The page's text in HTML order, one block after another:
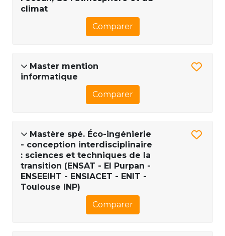
climat
Comparer
Master mention
informatique
Comparer
Mastère spé. Éco-ingénierie
- conception interdisciplinaire
: sciences et techniques de la
transition (ENSAT - EI Purpan -
ENSEEIHT - ENSIACET - ENIT -
Toulouse INP)
Comparer